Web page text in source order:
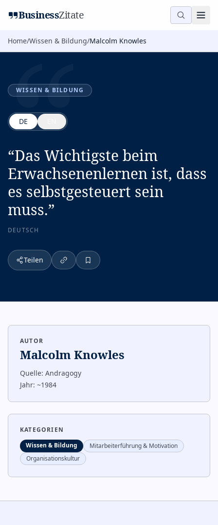
BusinessZitate
Home/Wissen & Bildung/Malcolm Knowles
“
WISSEN & BILDUNG
DE
“Das Wichtigste beim
Erwachsenenlernen ist, dass
es selbstgesteuert sein
muss.”
DEUTSCH
Teilen
AUTOR
Malcolm Knowles
Quelle: Andragogy
Jahr: ~1984
KATEGORIEN
Wissen & Bildung
Mitarbeiterführung & Motivation
Organisationskultur